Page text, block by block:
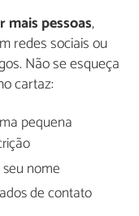
mais pessoas,
redes sociais ou
Não se esqueça
cartaz:
pequena
nome
de contato